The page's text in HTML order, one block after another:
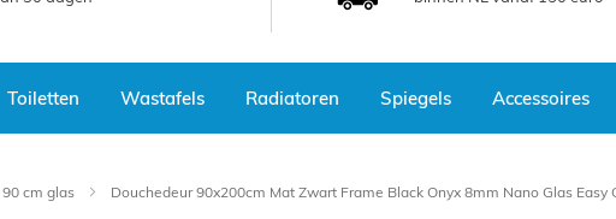
Toiletten Wastafels Radiatoren Spiegels Accessoires
cm glas Douchedeur 90x200cm Mat Zwart Frame Black Onyx 8mm Nano Glas Easy